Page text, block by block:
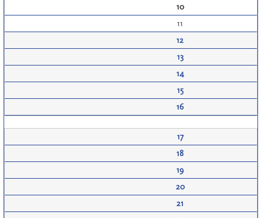
10
11
12
13
14
15
16
17
18
19
20
21